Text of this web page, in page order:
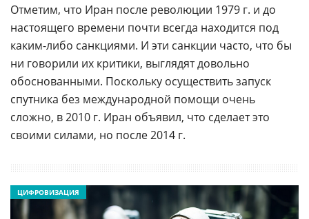
Отметим, что Иран после революции 1979 г. и до
настоящего времени почти всегда находится под
каким-либо санкциями. И эти санкции часто, что бы
ни говорили их критики, выглядят довольно
обоснованными. Поскольку осуществить запуск
спутника без международной помощи очень
сложно, в 2010 г. Иран объявил, что сделает это
своими силами, но после 2014 г.
ЦИФРОВИЗАЦИЯ